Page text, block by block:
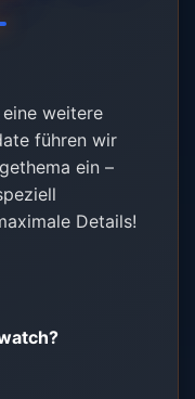
weitere
führen wir
ein –
Details!